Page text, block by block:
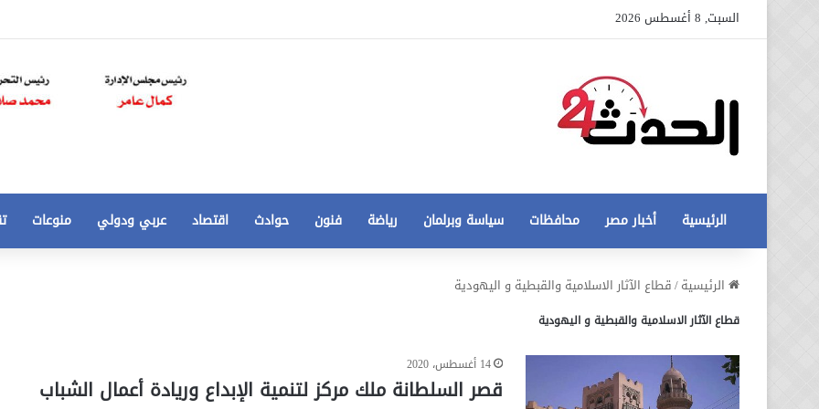
السبت, 8 أغسطس 2026
الرئيسية أخبار مصر محافظات سياسة وبرلمان رياضة فنون حوادث اقتصاد عربي ودولي منوعات
الرئيسية/قطاع الآثار الاسلامية والقبطية و اليهودية
قطاع الآثار الاسلامية والقبطية و اليهودية
14 أغسطس، 2020
قصر السلطانة ملك مركز لتنمية الإبداع وريادة أعمال الشباب
عاجل
جديدة
أزمة
مخالفات
البناء
عاجل تطورات جديدة في أزمة مخالفات
الي
50
تخفيض سعر المتر من 250 الي 50 جنيها